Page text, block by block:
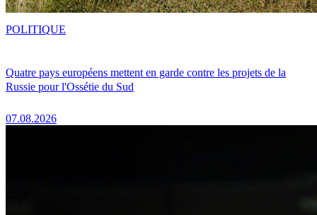
Quatre pays européens mettent en garde contre les projets de la
Russie pour l'Ossétie du Sud
07.08.2026
POLITIQUE